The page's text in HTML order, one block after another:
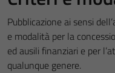
Pubblicazione ai sensi
e modalità per la
ed ausili finanziari e per
qualunque genere.